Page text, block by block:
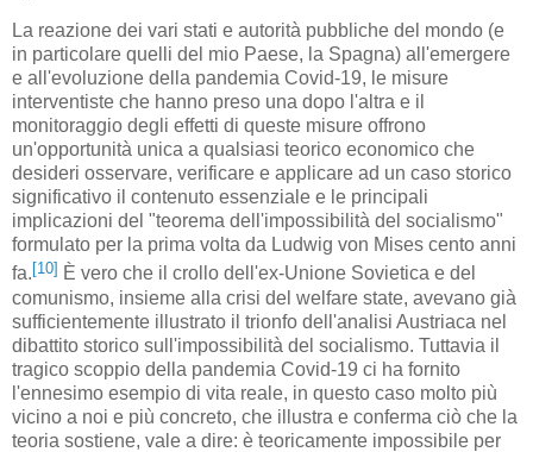
La reazione dei vari stati e autorità pubbliche del mondo (e
in particolare quelli del mio Paese, la Spagna) all'emergere
e all'evoluzione della pandemia Covid-19, le misure
interventiste che hanno preso una dopo l'altra e il
monitoraggio degli effetti di queste misure offrono
un'opportunità unica a qualsiasi teorico economico che
desideri osservare, verificare e applicare ad un caso storico
significativo il contenuto essenziale e le principali
implicazioni del "teorema dell'impossibilità del socialismo"
formulato per la prima volta da Ludwig von Mises cento anni
fa.[10] È vero che il crollo dell'ex-Unione Sovietica e del
comunismo, insieme alla crisi del welfare state, avevano già
sufficientemente illustrato il trionfo dell'analisi Austriaca nel
dibattito storico sull'impossibilità del socialismo. Tuttavia il
tragico scoppio della pandemia Covid-19 ci ha fornito
l'ennesimo esempio di vita reale, in questo caso molto più
vicino a noi e più concreto, che illustra e conferma ciò che la
teoria sostiene, vale a dire: è teoricamente impossibile per